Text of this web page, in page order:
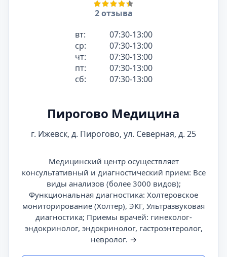
2 отзыва
вт:
07:30-13:00
ср:
07:30-13:00
чт:
07:30-13:00
пт:
07:30-13:00
сб:
07:30-13:00
Пирогово Медицина
г. Ижевск, д. Пирогово, ул. Северная, д. 25
Медицинский центр осуществляет
консультативный и диагностический прием: Все
виды анализов (более 3000 видов);
Функциональная диагностика: Холтеровское
мониторирование (Холтер), ЭКГ, Ультразвуковая
диагностика; Приемы врачей: гинеколог-
эндокринолог, эндокринолог, гастроэнтеролог,
невролог. →